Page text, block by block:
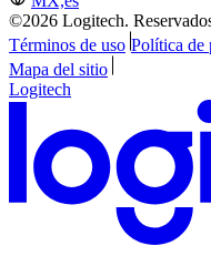
©2026 Logitech.
Términos de uso Política de
Mapa del sitio
Logitech